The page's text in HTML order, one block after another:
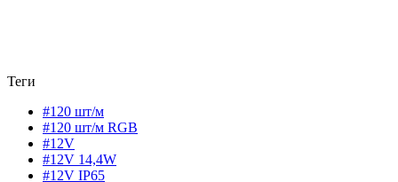
Теги
#120 шт/м
#120 шт/м RGB
#12V
#12V 14,4W
#12V IP65